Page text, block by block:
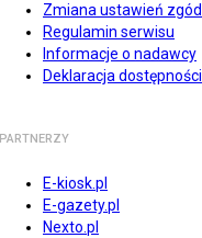
Zmiana ustawień zgód
Regulamin serwisu
Informacje o nadawcy
Deklaracja dostępności
PARTNERZY
E-kiosk.pl
E-gazety.pl
Nexto.pl